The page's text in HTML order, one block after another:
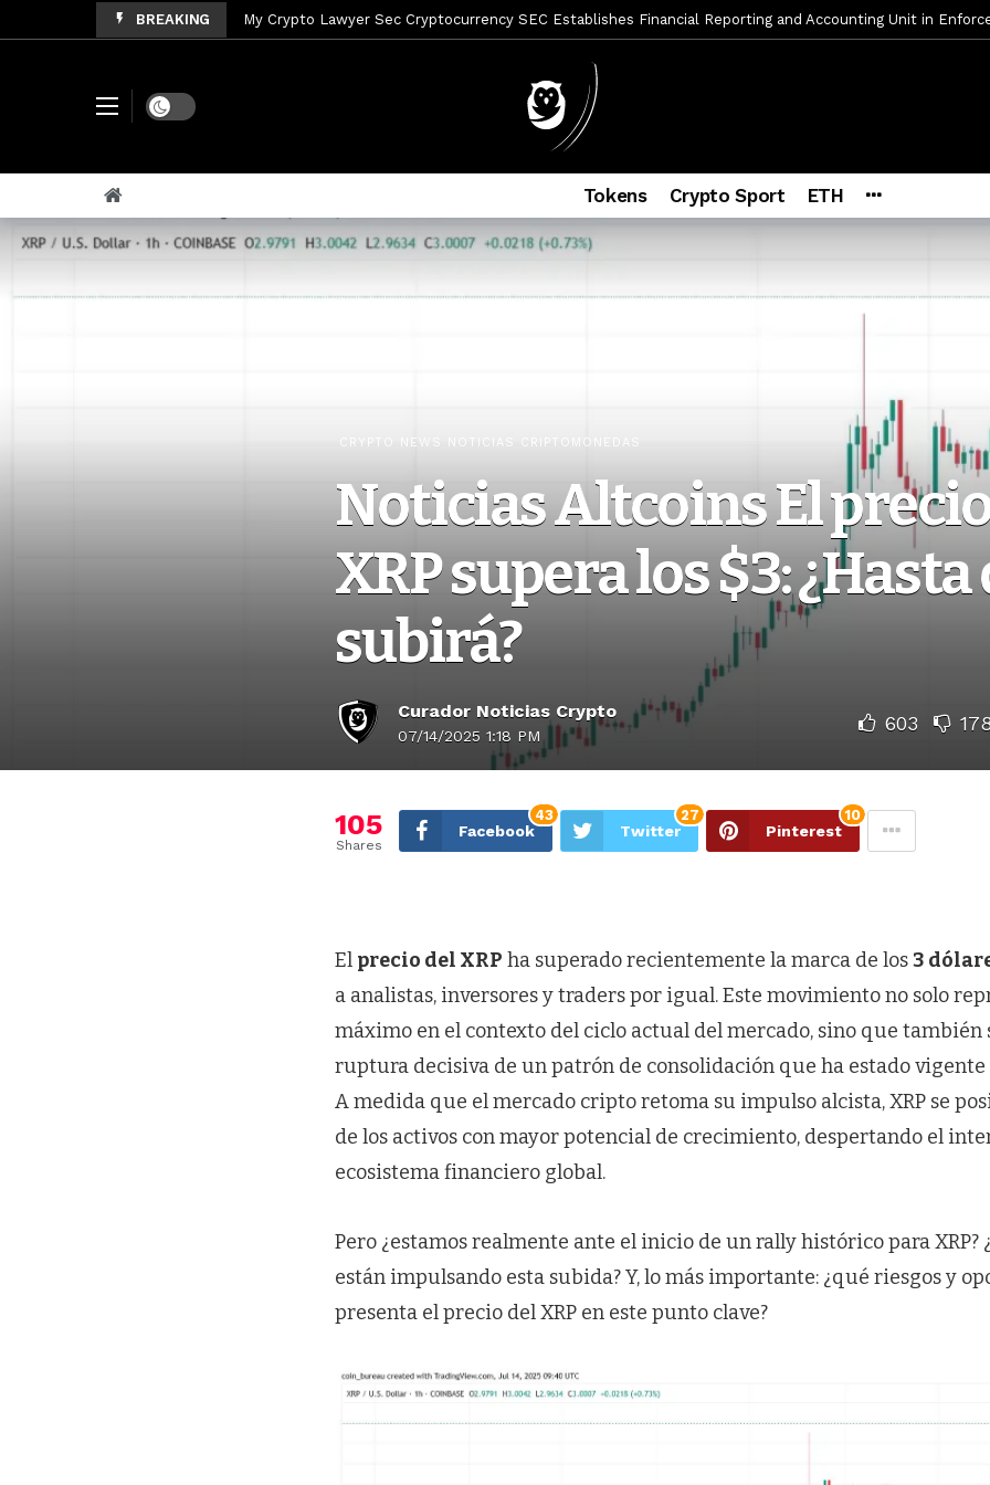
BREAKING My Crypto Lawyer Sec News Tres hombres son acusados de planear un robo de Bitcoin 1 día ago
My Crypto Lawyer Sec News Cynthia Lummis sets Trump condition for CLARITY Act passage
My Crypto Lawyer Sec News Rusia envía a prisión al fundador de BitRiver por presunto fraude
My Crypto Lawyer Sec News XRP price forecast ahead of CLARITY Act vote next week
Dark mode
Tokens Crypto Sport ETH
CRYPTO NEWS NOTICIAS CRIPTOMONEDAS
Noticias Altcoins El
XRP supera los $3:
subirá?
Curador Noticias Crypto
07/14/2025 1:18 PM
603
105
Shares
Facebook
43
Twitter
27
Pinterest
10
El precio del XRP ha superado recientemente la marca de los3
a analistas, inversores y traders por igual. Este movimiento no solo
máximo en el contexto del ciclo actual del mercado, sino que también
ruptura decisiva de un patrón de consolidación que ha estado vigente
A medida que el mercado cripto retoma su impulso alcista, XRP se
de los activos con mayor potencial de crecimiento, despertando el
ecosistema financiero global.
Pero ¿estamos realmente ante el inicio de un rally histórico para XRP?
están impulsando esta subida? Y, lo más importante: ¿qué riesgos y
presenta el precio del XRP en este punto clave?